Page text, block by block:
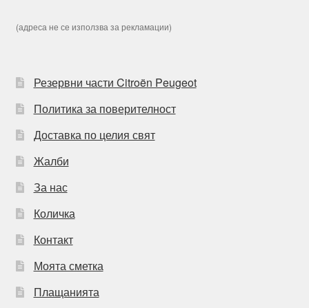
(адреса не се използва за рекламации)
Резервни части Citroën Peugeot
Политика за поверителност
Доставка по целия свят
Жалби
За нас
Количка
Контакт
Моята сметка
Плащанията